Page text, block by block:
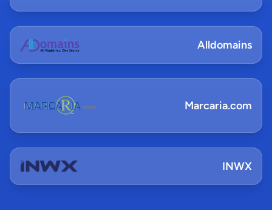
Alldomains
Marcaria.com
INWX